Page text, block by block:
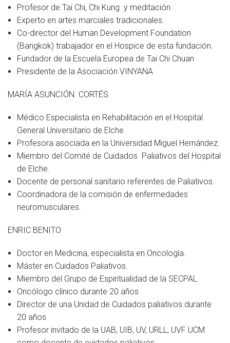
Profesor de Tai Chi, Chi Kung y meditación.
Experto en artes marciales tradicionales.
Co-director del Human Development Foundation
(Bangkok) trabajador en el Hospice de esta fundación.
Fundador de la Escuela Europea de Tai Chi Chuan
Presidente de la Asociación VINYANA
MARÍA ASUNCIÓN CORTÉS
Médico Especialista en Rehabilitación en el Hospital
General Universitario de Elche.
Profesora asociada en la Universidad Miguel Hernández.
Miembro del Comité de Cuidados Paliativos del Hospital
de Elche.
Docente de personal sanitario referentes de Paliativos.
Coordinadora de la comisión de enfermedades
neuromusculares.
ENRIC BENITO
Doctor en Medicina, especialista en Oncología.
Máster en Cuidados Paliativos.
Miembro del Grupo de Espiritualidad de la SECPAL.
Oncólogo clínico durante 20 años
Director de una Unidad de Cuidados paliativos durante
20 años
Profesor invitado de la UAB, UIB, UV, URLL, UVF UCM